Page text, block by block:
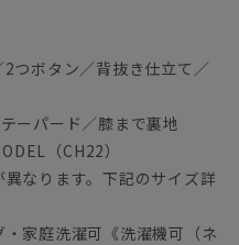
つボタン／背抜き仕立て／
ーパード／膝まで裏地
（CH22）
なります。下記のサイズ詳
・家庭洗濯可《洗濯機可（ネ